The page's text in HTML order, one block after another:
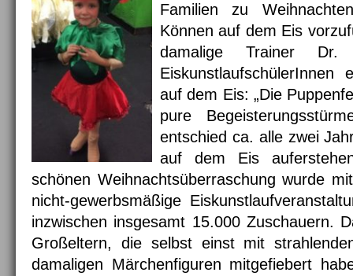
Familien zu
Können auf dem Eis
damalige Trainer
EiskunstlaufschülerInnen
auf dem Eis: „Die
pure
entschied ca. alle zwei
auf dem Eis
schönen Weihnachtsüberraschung wurde
nicht-gewerbsmäßige
inzwischen insgesamt 15.000 Zuschauern.
Großeltern, die selbst einst mit
damaligen Märchenfiguren mitgefiebert